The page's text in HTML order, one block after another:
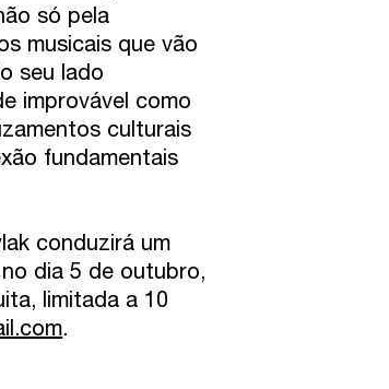
só pela
musicais que vão
seu lado
improvável como
culturais
fundamentais
conduzirá um
no dia 5 de outubro,
limitada a 10
.